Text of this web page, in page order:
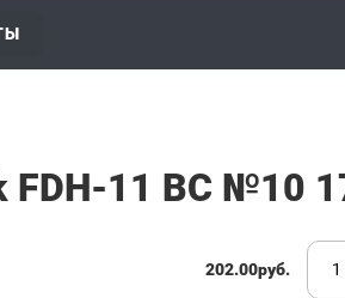
FDH-11 BC №10
202.00руб.